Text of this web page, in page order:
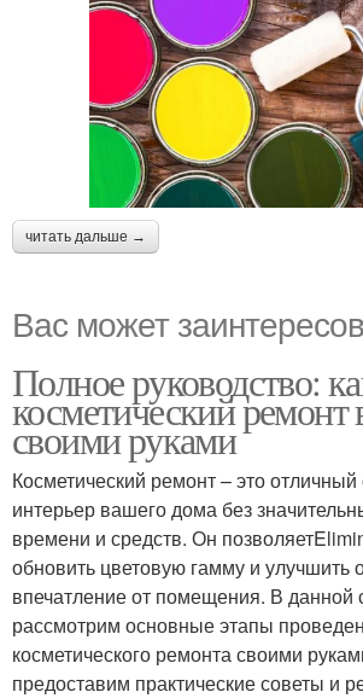
читать дальше →
Вас может
Полное руководство:
косметический ремонт
своими руками
Косметический ремонт – это
интерьер вашего дома без
времени и средств. Он
обновить цветовую гамму и улучшить
впечатление от помещения. В данной
рассмотрим основные этапы
косметического ремонта своими
предоставим практические советы и